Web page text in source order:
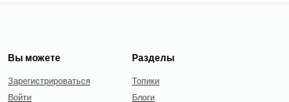
Вы можете
Зарегистрироваться
Войти
Разделы
Топики
Блоги